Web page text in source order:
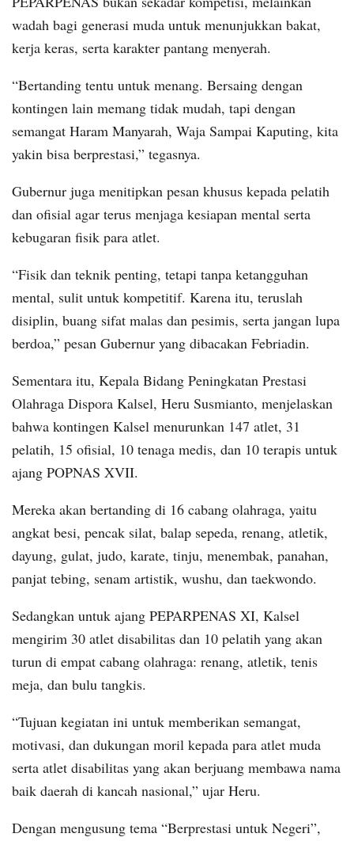
wadah bagi generasi muda untuk menunjukkan bakat,
kerja keras, serta karakter pantang menyerah.
“Bertanding tentu untuk menang. Bersaing dengan
kontingen lain memang tidak mudah, tapi dengan
semangat Haram Manyarah, Waja Sampai Kaputing, kita
yakin bisa berprestasi,” tegasnya.
Gubernur juga menitipkan pesan khusus kepada pelatih
dan ofisial agar terus menjaga kesiapan mental serta
kebugaran fisik para atlet.
“Fisik dan teknik penting, tetapi tanpa ketangguhan
mental, sulit untuk kompetitif. Karena itu, teruslah
disiplin, buang sifat malas dan pesimis, serta jangan lupa
berdoa,” pesan Gubernur yang dibacakan Febriadin.
Sementara itu, Kepala Bidang Peningkatan Prestasi
Olahraga Dispora Kalsel, Heru Susmianto, menjelaskan
bahwa kontingen Kalsel menurunkan 147 atlet, 31
pelatih, 15 ofisial, 10 tenaga medis, dan 10 terapis untuk
ajang POPNAS XVII.
Mereka akan bertanding di 16 cabang olahraga, yaitu
angkat besi, pencak silat, balap sepeda, renang, atletik,
dayung, gulat, judo, karate, tinju, menembak, panahan,
panjat tebing, senam artistik, wushu, dan taekwondo.
Sedangkan untuk ajang PEPARPENAS XI, Kalsel
mengirim 30 atlet disabilitas dan 10 pelatih yang akan
turun di empat cabang olahraga: renang, atletik, tenis
meja, dan bulu tangkis.
“Tujuan kegiatan ini untuk memberikan semangat,
motivasi, dan dukungan moril kepada para atlet muda
serta atlet disabilitas yang akan berjuang membawa nama
baik daerah di kancah nasional,” ujar Heru.
Dengan mengusung tema “Berprestasi untuk Negeri”,